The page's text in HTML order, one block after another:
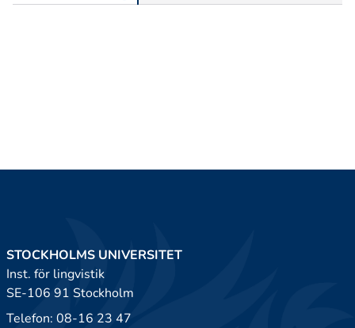
STOCKHOLMS UNIVERSITET
Inst. för lingvistik
SE-106 91 Stockholm
Telefon: 08-16 23 47